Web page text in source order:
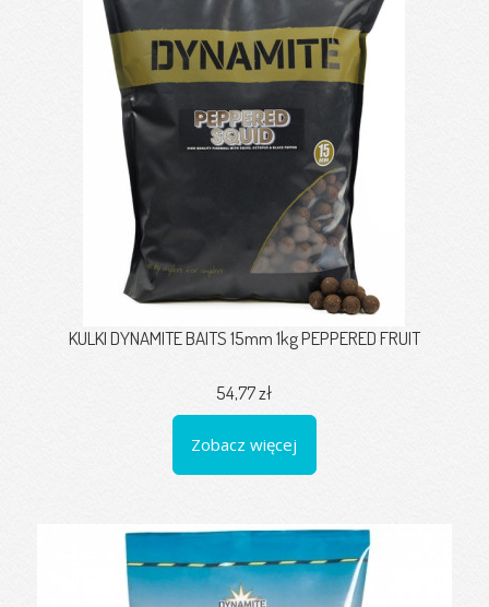
KULKI DYNAMITE BAITS 15mm 1kg PEPPERED FRUIT
54,77 zł
Zobacz więcej